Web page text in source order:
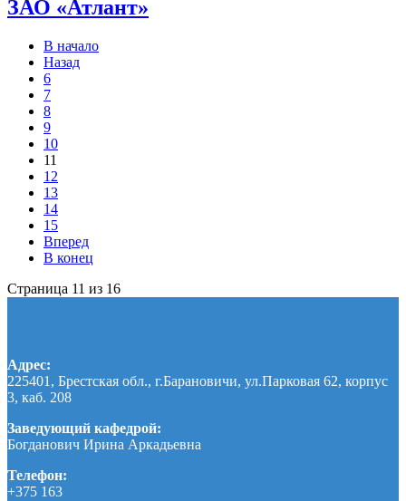
ЗАО «Атлант»
В начало
Назад
6
7
8
9
10
11
12
13
14
15
Вперед
В конец
Страница 11 из 16
Адрес:
225401, Брестская обл., г.Барановичи, ул.Парковая 62, корпус
3, каб. 208
Заведующий кафедрой:
Богданович Ирина Аркадьевна
Телефон:
+375 163